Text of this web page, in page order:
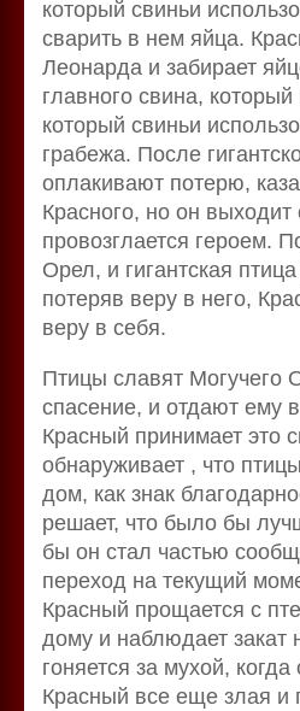
который свиньи
сварить в нем яйца.
Леонарда и забирает
главного свина,
который свиньи
грабежа. После
оплакивают потерю,
Красного, но он выходит
провозглается героем.
Орел, и гигантская
потеряв веру в него,
веру в себя.
Птицы славят Могучего
спасение, и отдают ему
Красный принимает это
обнаруживает , что
дом, как знак
решает, что было бы
бы он стал частью
переход на текущий
Красный прощается с
дому и наблюдает закат
гоняется за мухой,
Красный все еще злая и